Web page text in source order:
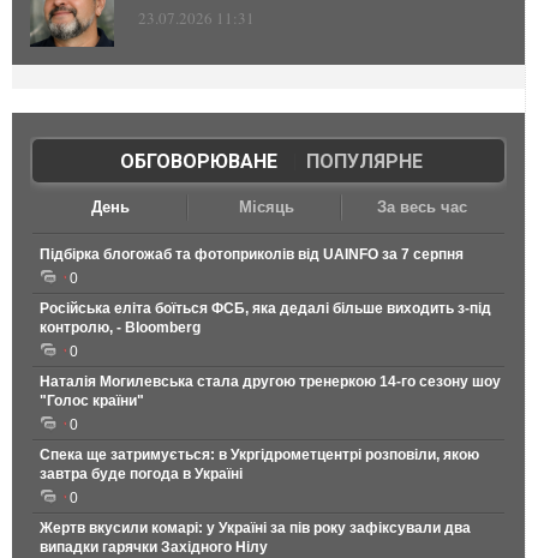
23.07.2026 11:31
ОБГОВОРЮВАНЕ| ПОПУЛЯРНЕ
День Місяць За весь час
Підбірка блогожаб та фотоприколів від UAINFO за 7 серпня
0
Російська еліта боїться ФСБ, яка дедалі більше виходить з-під
контролю, - Bloomberg
0
Наталія Могилевська стала другою тренеркою 14-го сезону шоу
"Голос країни"
0
Спека ще затримується: в Укргідрометцентрі розповіли, якою
завтра буде погода в Україні
0
Жертв вкусили комарі: у Україні за пів року зафіксували два
випадки гарячки Західного Нілу